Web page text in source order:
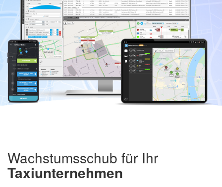
Wachstumsschub für Ihr
Taxiunternehmen